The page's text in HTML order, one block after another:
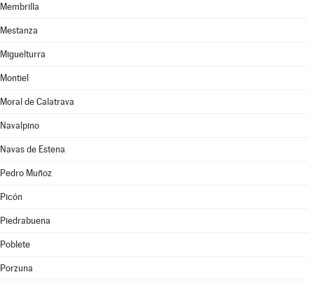
Membrilla
Mestanza
Miguelturra
Montiel
Moral de Calatrava
Navalpino
Navas de Estena
Pedro Muñoz
Picón
Piedrabuena
Poblete
Porzuna